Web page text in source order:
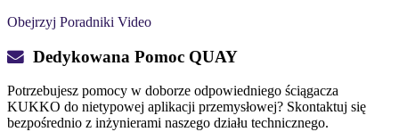
Obejrzyj Poradniki Video
Dedykowana Pomoc QUAY
Potrzebujesz pomocy w doborze odpowiedniego ściągacza
KUKKO do nietypowej aplikacji przemysłowej? Skontaktuj się
bezpośrednio z inżynierami naszego działu technicznego.